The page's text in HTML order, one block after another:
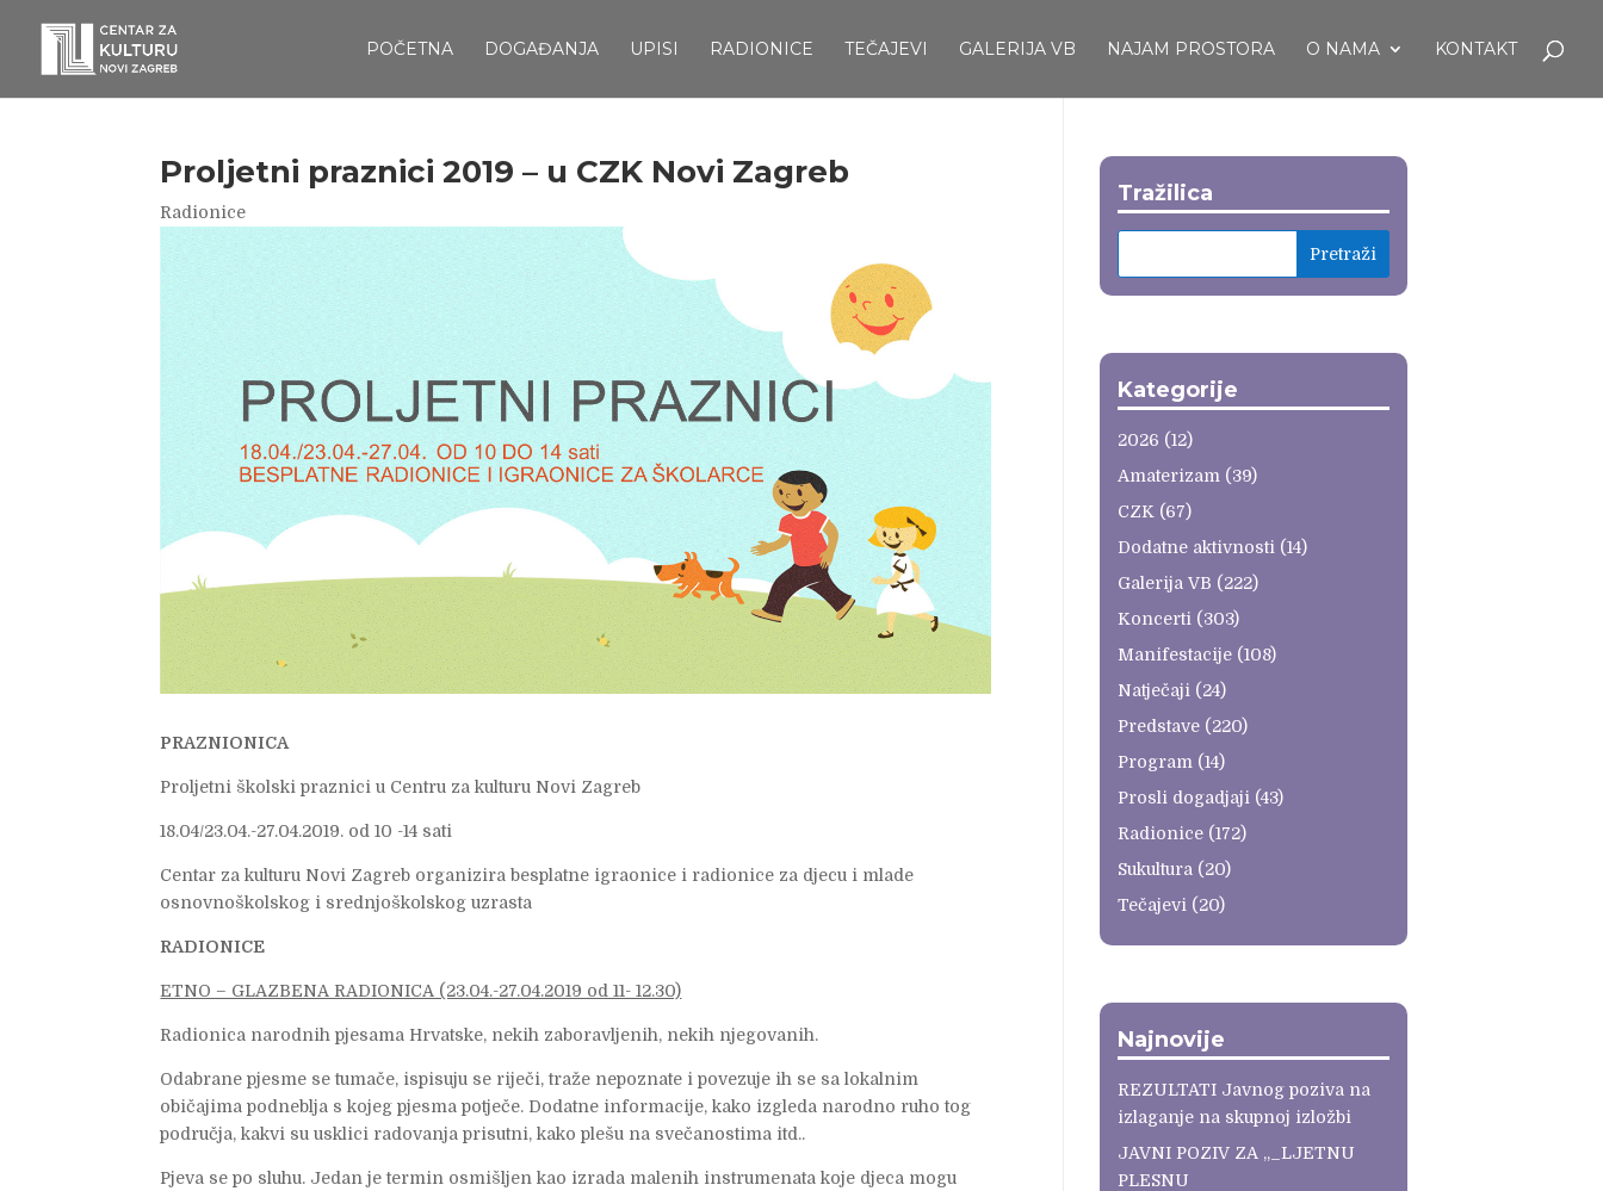
POČETNA DOGAĐANJA UPISI RADIONICE TEČAJEVI GALERIJA VB NAJAM PROSTORA O NAMA KONTAKT
Proljetni praznici 2019 – u CZK Novi Zagreb
Radionice
PRAZNIONICA
Proljetni školski praznici u Centru za kulturu Novi Zagreb
18.04/23.04.-27.04.2019. od 10 -14 sati
Centar za kulturu Novi Zagreb organizira besplatne igraonice i radionice za djecu i mlade
osnovnoškolskog i srednjoškolskog uzrasta
RADIONICE
ETNO – GLAZBENA RADIONICA (23.04.-27.04.2019 od 11- 12.30)
Radionica narodnih pjesama Hrvatske, nekih zaboravljenih, nekih njegovanih.
Odabrane pjesme se tumače, ispisuju se riječi, traže nepoznate i povezuje ih se sa lokalnim
običajima podneblja s kojeg pjesma potječe. Dodatne informacije, kako izgleda narodno ruho tog
područja, kakvi su usklici radovanja prisutni, kako plešu na svečanostima itd..
Pjeva se po sluhu. Jedan je termin osmišljen kao izrada malenih instrumenata koje djeca mogu
Tražilica
Kategorije
2026 (12)
Amaterizam (39)
CZK (67)
Dodatne aktivnosti (14)
Galerija VB (222)
Koncerti (303)
Manifestacije(108)
Natječaji (24)
Predstave(220)
Program (14)
Prosli dogadjaji (43)
Radionice(172)
Sukultura (20)
Tečajevi (20)
Najnovije
REZULTATI Javnog poziva na
izlaganje na skupnoj izložbi
JAVNI POZIV ZA „_LJETNU
PLESNU